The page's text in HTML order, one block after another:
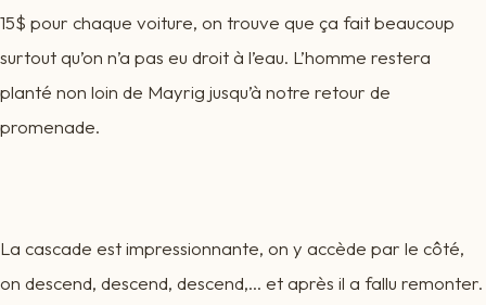
15$ pour chaque voiture, on trouve que ça fait beaucoup
surtout qu’on n’a pas eu droit à l’eau. L’homme restera
planté non loin de Mayrig jusqu’à notre retour de
promenade.
La cascade est impressionnante, on y accède par le côté,
on descend, descend, descend,… et après il a fallu remonter.